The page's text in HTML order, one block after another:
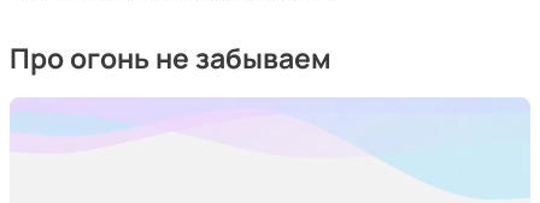
Про огонь не забываем